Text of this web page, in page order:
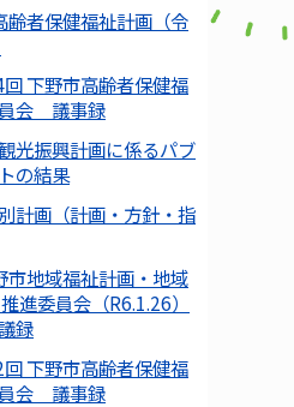
齢者保健福祉計画（令
下野市高齢者保健福
会 議事録
光振興計画に係るパブ
の結果
計画（計画・方針・指
市地域福祉計画・地域
進委員会（R6.1.26）
録
下野市高齢者保健福
会 議事録